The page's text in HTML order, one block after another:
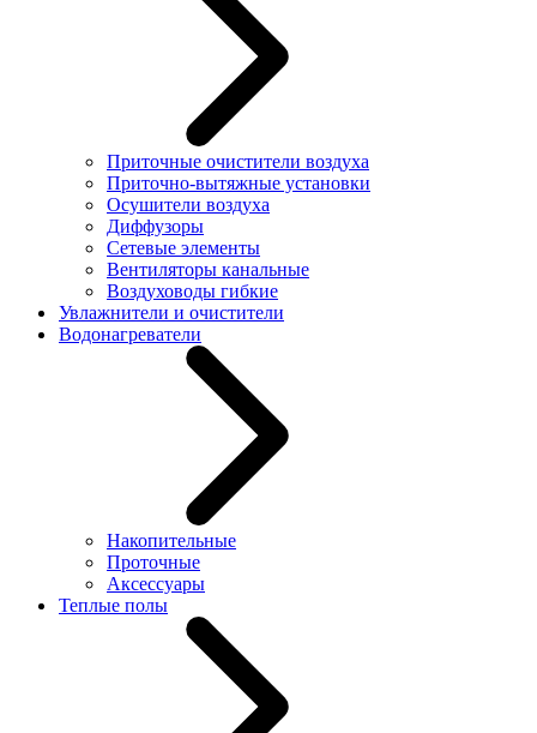
Приточные очистители воздуха
Приточно-вытяжные установки
Осушители воздуха
Диффузоры
Сетевые элементы
Вентиляторы канальные
Воздуховоды гибкие
Увлажнители и очистители
Водонагреватели
Накопительные
Проточные
Аксессуары
Теплые полы